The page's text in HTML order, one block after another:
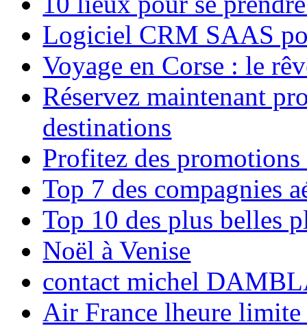
Logiciel CRM SAAS
Voyage en Corse : le
Réservez maintenant
destinations
Profitez des
Top 7 des compagnies
Top 10 des plus belles
Noël à Venise
contact michel
Air France lheure limite